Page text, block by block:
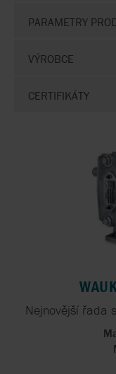
PARAMETRY
VÝROBCE
CERTIFIKÁTY
Nejnovější řada